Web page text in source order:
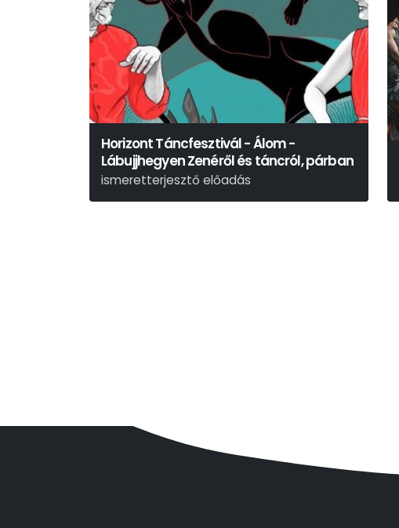
Horizont Táncfesztivál - Álom -
Lábujjhegyen Zenéről és táncról, párban
ismeretterjesztő előadás